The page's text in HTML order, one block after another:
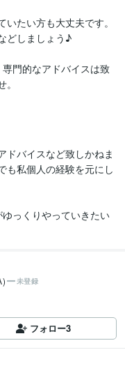
たい方も大丈夫です。
どしましょう♪
門的なアドバイスは致
ドバイスなど致しかねま
も私個人の経験を元にし
っくりやっていきたい
未登録
フォロー3